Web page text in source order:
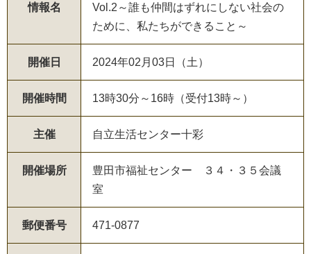
情報名
Vol.2～誰も仲間はずれにしない社会の
ために、私たちができること～
開催日 2024年02月03日（土）
開催時間 13時30分～16時（受付13時～）
主催 自立生活センター十彩
開催場所
豊田市福祉センター ３４・３５会議
室
郵便番号 471-0877